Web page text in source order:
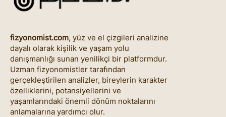
fizyonomist.com, yüz ve el çizgileri analizine
dayalı olarak kişilik ve yaşam yolu
danışmanlığı sunan yenilikçi bir platformdur.
Uzman fizyonomistler tarafından
gerçekleştirilen analizler, bireylerin karakter
özelliklerini, potansiyellerini ve
yaşamlarındaki önemli dönüm noktalarını
anlamalarına yardımcı olur.